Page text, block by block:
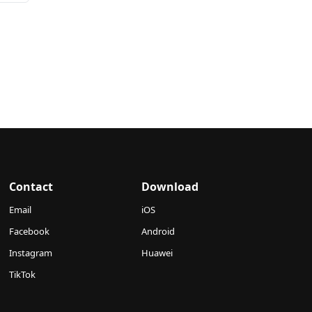
Contact
Email
Facebook
Instagram
TikTok
Download
iOS
Android
Huawei